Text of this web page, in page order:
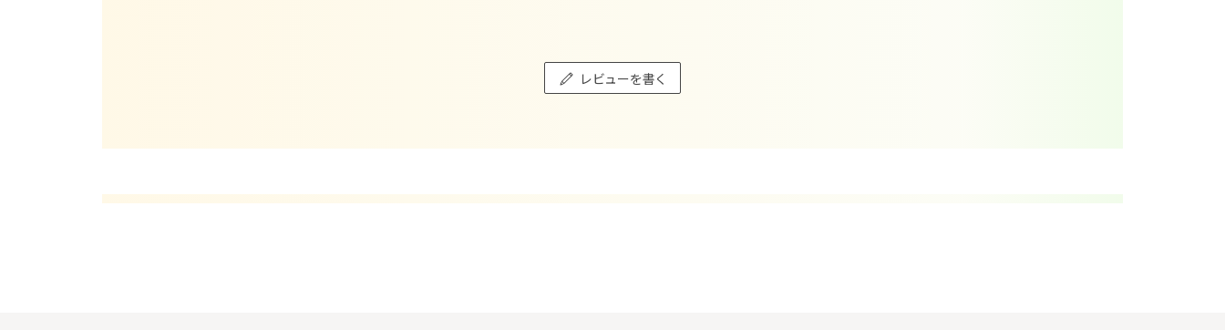
レビューを書く